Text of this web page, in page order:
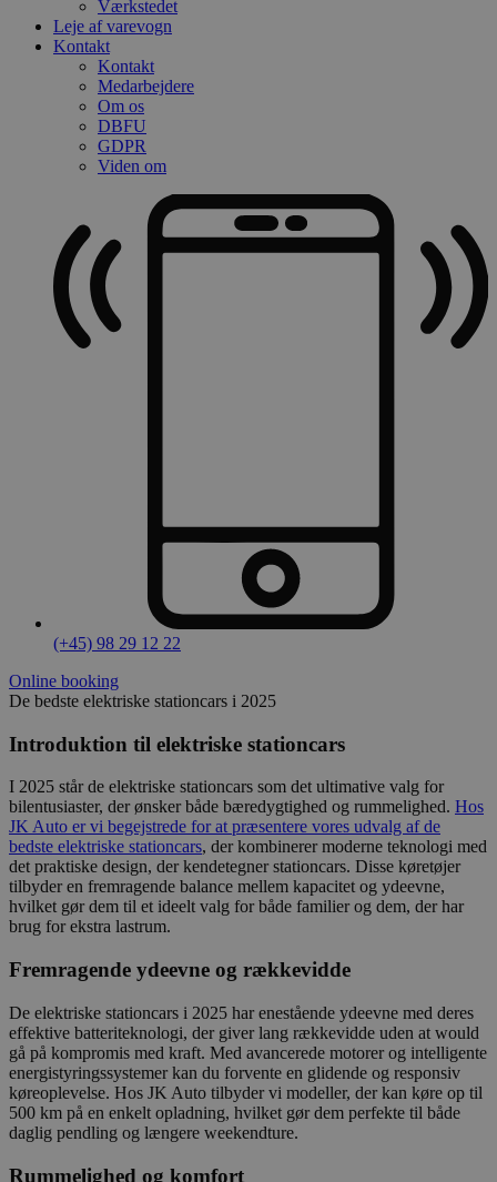
Værkstedet
Leje af varevogn
Kontakt
Kontakt
Medarbejdere
Om os
DBFU
GDPR
Viden om
(+45) 98 29 12 22
Online booking
De bedste elektriske stationcars i 2025
Introduktion til elektriske stationcars
I 2025 står de elektriske stationcars som det ultimative valg for
bilentusiaster, der ønsker både bæredygtighed og rummelighed. Hos
JK Auto er vi begejstrede for at præsentere vores udvalg af de
bedste elektriske stationcars, der kombinerer moderne teknologi med
det praktiske design, der kendetegner stationcars. Disse køretøjer
tilbyder en fremragende balance mellem kapacitet og ydeevne,
hvilket gør dem til et ideelt valg for både familier og dem, der har
brug for ekstra lastrum.
Fremragende ydeevne og rækkevidde
De elektriske stationcars i 2025 har enestående ydeevne med deres
effektive batteriteknologi, der giver lang rækkevidde uden at would
gå på kompromis med kraft. Med avancerede motorer og intelligente
energistyringssystemer kan du forvente en glidende og responsiv
køreoplevelse. Hos JK Auto tilbyder vi modeller, der kan køre op til
500 km på en enkelt opladning, hvilket gør dem perfekte til både
daglig pendling og længere weekendture.
Rummelighed og komfort